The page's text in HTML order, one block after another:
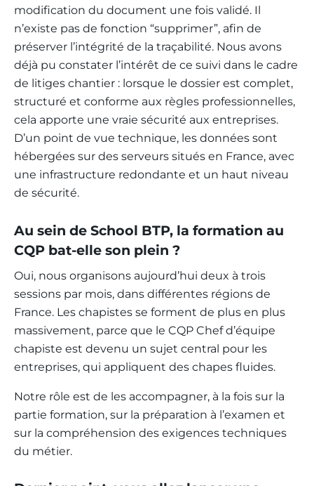
modification du document une fois validé. Il
n’existe pas de fonction “supprimer”, afin de
préserver l’intégrité de la traçabilité. Nous avons
déjà pu constater l’intérêt de ce suivi dans le cadre
de litiges chantier : lorsque le dossier est complet,
structuré et conforme aux règles professionnelles,
cela apporte une vraie sécurité aux entreprises.
D’un point de vue technique, les données sont
hébergées sur des serveurs situés en France, avec
une infrastructure redondante et un haut niveau
de sécurité.
Au sein de School BTP, la formation au
CQP bat-elle son plein ?
Oui, nous organisons aujourd’hui deux à trois
sessions par mois, dans différentes régions de
France. Les chapistes se forment de plus en plus
massivement, parce que le CQP Chef d’équipe
chapiste est devenu un sujet central pour les
entreprises, qui appliquent des chapes fluides.
Notre rôle est de les accompagner, à la fois sur la
partie formation, sur la préparation à l’examen et
sur la compréhension des exigences techniques
du métier.